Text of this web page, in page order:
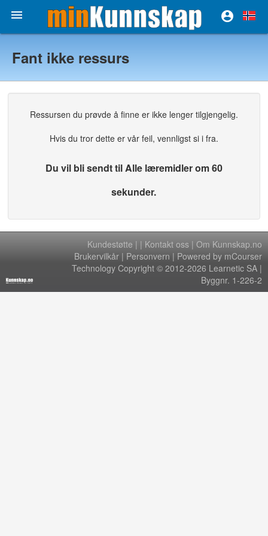


Fant ikke ressurs
Ressursen du prøvde å finne er ikke lenger tilgjengelig.
Hvis du tror dette er vår feil, vennligst si i fra.
Du vil bli sendt til Alle læremidler om 60
sekunder.
Kundestøtte | | Kontakt oss | Om Kunnskap.no
Brukervilkår | Personvern | Powered by mCourser
Technology Copyright © 2012-2026 Learnetic SA |
Byggnr. 1-226-2